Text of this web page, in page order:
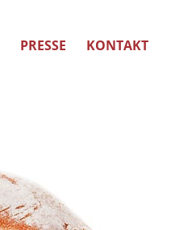
PRESSE KONTAKT